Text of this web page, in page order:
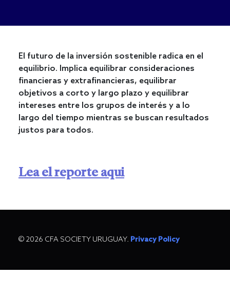
El futuro de la inversión sostenible radica en el
equilibrio. Implica equilibrar consideraciones
financieras y extrafinancieras, equilibrar
objetivos a corto y largo plazo y equilibrar
intereses entre los grupos de interés y a lo
largo del tiempo mientras se buscan resultados
justos para todos.
Lea el reporte aqui
© 2026 CFA SOCIETY URUGUAY. Privacy Policy